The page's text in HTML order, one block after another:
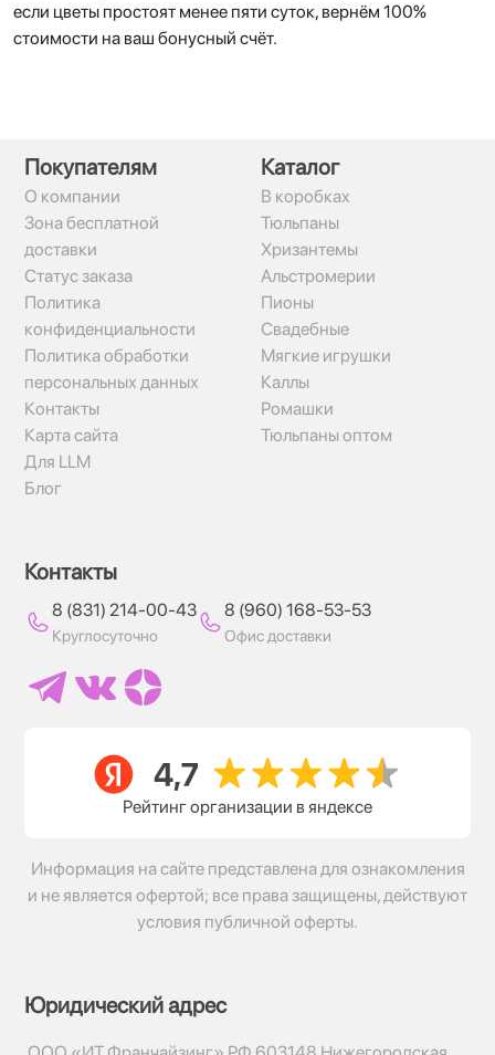
если цветы простоят менее пяти суток, вернём 100%
стоимости на ваш бонусный счёт.
Покупателям
О компании
Зона бесплатной
доставки
Статус заказа
Политика
конфиденциальности
Политика обработки
персональных данных
Контакты
Карта сайта
Для LLM
Блог
Каталог
В коробках
Тюльпаны
Хризантемы
Альстромерии
Пионы
Свадебные
Мягкие игрушки
Каллы
Ромашки
Тюльпаны оптом
Контакты
8 (831) 214-00-43
Круглосуточно
8 (960) 168-53-53
Офис доставки
Рейтинг организации в яндексе
Информация на сайте представлена для ознакомления
и не является офертой; все права защищены, действуют
условия публичной оферты.
Юридический адрес